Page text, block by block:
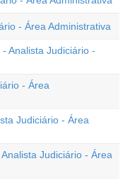
- Área Administrativa
Analista Judiciário -
- Área
Judiciário - Área
Judiciário - Área